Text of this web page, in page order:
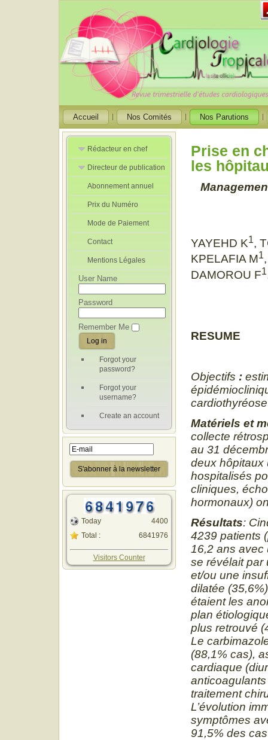
Accueil Nos Comités Nos Parutions
Rédacteur en chef
Rédacteurs en
Chef Adjoint
Directeur de publication
Directeur de
publication
adjoint
Abonnement annuel
Prix du Numéro
Mode de Paiement
Contact
Mentions Légales
User Name
Password
Remember Me
Forgot your
password?
Forgot your
username?
Create an account
Today
Total :
4400
6841976
Visitors Counter
Prise en
les
YAYEHD K1,
KPELAFIA M1
DAMOROU F1
RESUME
Objectifs :
Matériels et
collecte
au 31
deux hôpitaux
hospitalisés
cliniques,
hormonaux)
Résultats:
4239 patients
16,2 ans avec
se révélait par
et/ou une
dilatée
étaient les
plan
plus retrouvé
Le
(88,1% cas),
cardiaque
traitement
L’évolution
symptômes
91,5% des